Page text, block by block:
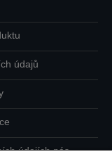
údajů
údajích nás